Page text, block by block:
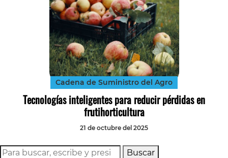
Cadena de Suministro del Agro
Tecnologías inteligentes para reducir pérdidas en
frutihorticultura
21 de octubre del 2025
Buscar